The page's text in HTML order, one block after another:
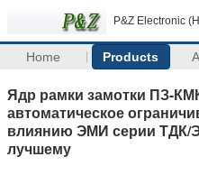
P&Z Electronic
Home Products
Ядр рамки замотки ПЗ-
автоматическое
влиянию ЭМИ серии ТДК/
лучшему